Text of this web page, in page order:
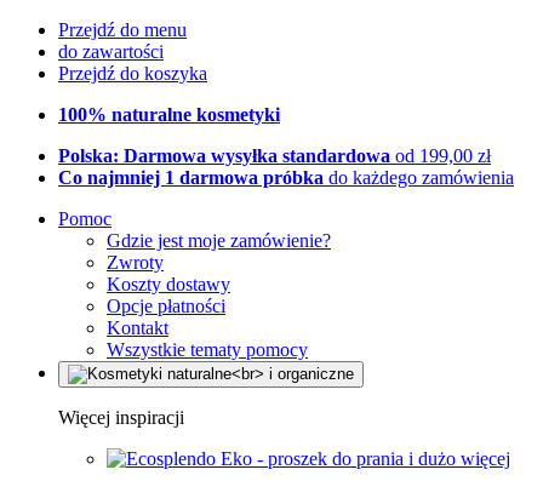
Przejdź do menu
do zawartości
Przejdź do koszyka
100% naturalne kosmetyki
Polska: Darmowa wysyłka standardowa od 199,00 zł
Co najmniej 1 darmowa próbka do każdego zamówienia
Pomoc
Gdzie jest moje zamówienie?
Zwroty
Koszty dostawy
Opcje płatności
Kontakt
Wszystkie tematy pomocy
Więcej inspiracji
Eko - proszek do prania i dużo więcej